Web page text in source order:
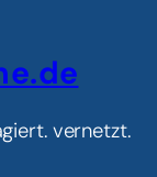
vernetzt.